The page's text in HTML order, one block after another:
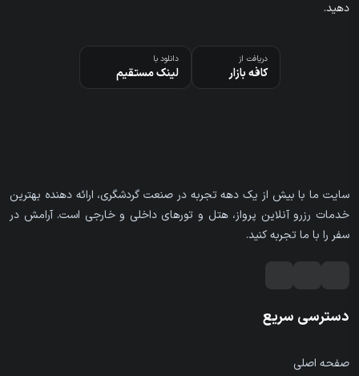
دهید.
دریافت از
کافه بازار
دانلود با
لینک مستقیم
سایت ما با بیش از یک دهه تجربه در صنعت گردشگری، ارائه دهنده بهترین
خدمات رزرو آنلاین پرواز، هتل و تورهای داخلی و خارجی است. آرامش در
سفر را با ما تجربه کنید.
دسترسی سریع
صفحه اصلی